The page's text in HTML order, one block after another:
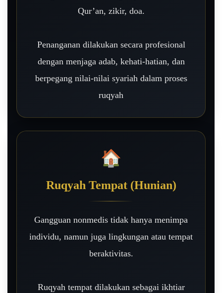
Qur’an, zikir, doa.
Penanganan dilakukan secara profesional
dengan menjaga adab, kehati-hatian, dan
berpegang nilai-nilai syariah dalam proses
ruqyah
🏠
Ruqyah Tempat (Hunian)
Gangguan nonmedis tidak hanya menimpa
individu, namun juga lingkungan atau tempat
beraktivitas.
Ruqyah tempat dilakukan sebagai ikhtiar